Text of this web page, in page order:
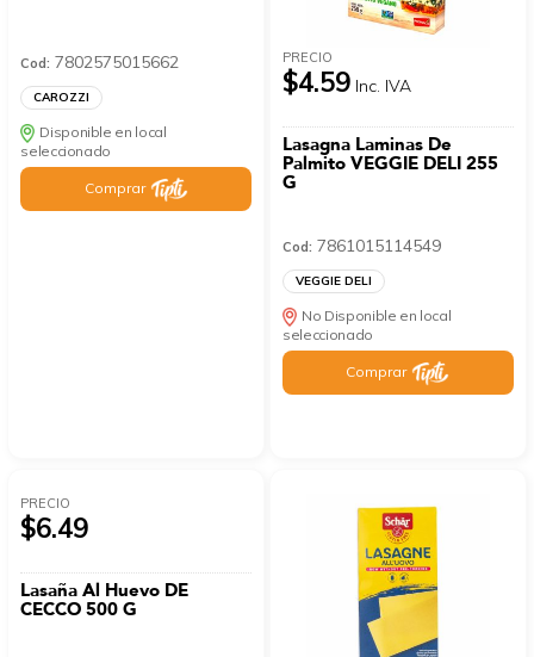
Cod: 7802575015662
CAROZZI
Disponible en local
seleccionado
Comprar
PRECIO
$4.59 Inc. IVA
Lasagna Laminas De
Palmito VEGGIE DELI 255
G
Cod: 7861015114549
VEGGIE DELI
No Disponible en local
seleccionado
Comprar
PRECIO
$6.49
Lasaña Al Huevo DE
CECCO 500 G